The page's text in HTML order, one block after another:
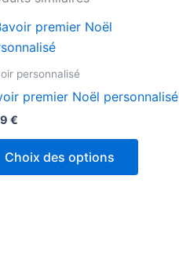
personnalisé
premier Noël personnalisé
€
Choix des options